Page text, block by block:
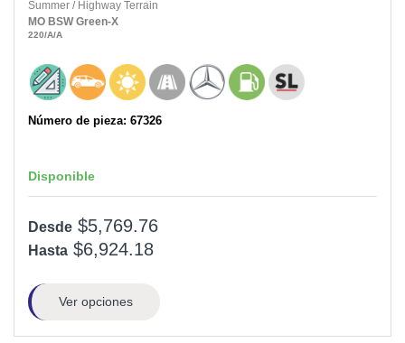
Summer / Highway Terrain
MO BSW Green-X
220/A/A
Número de pieza: 67326
Disponible
Desde $5,769.76
Hasta $6,924.18
Ver opciones